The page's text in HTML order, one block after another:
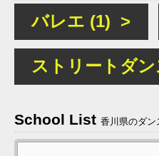
バレエ (1) >
ストリートダ
School List 香川県のダン